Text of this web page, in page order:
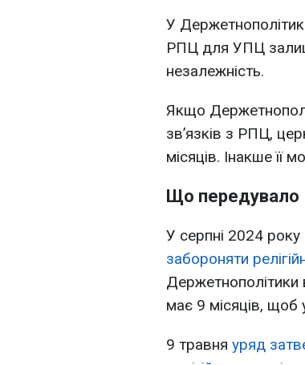
У
РПЦ для УПЦ
незалежність.
Якщо
зв’язків з РПЦ,
місяців. Інакше її
Що передувало
У серпні 2024
забороняти
Держетнополітики
має 9 місяців, щоб
9 травня уряд